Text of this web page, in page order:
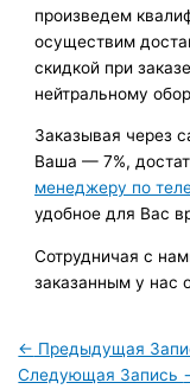
произведем
осуществим
скидкой при
нейтральному
Заказывая через
Ваша — 7%,
менеджеру по
удобное для Вас
Сотрудничая с
заказанным у нас
← Предыдущая
Следующая Запись